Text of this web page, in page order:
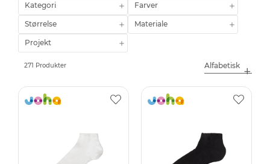
Kategori Farver
Størrelse Materiale
Projekt
271 Produkter